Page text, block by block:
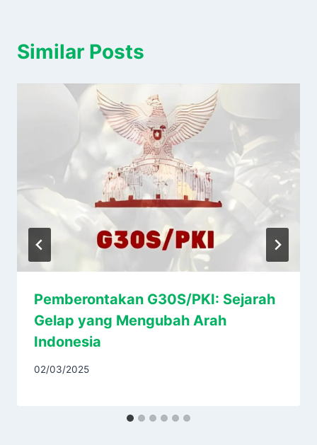
Similar Posts
Pemberontakan G30S/PKI: Sejarah
Gelap yang Mengubah Arah
Indonesia
02/03/2025